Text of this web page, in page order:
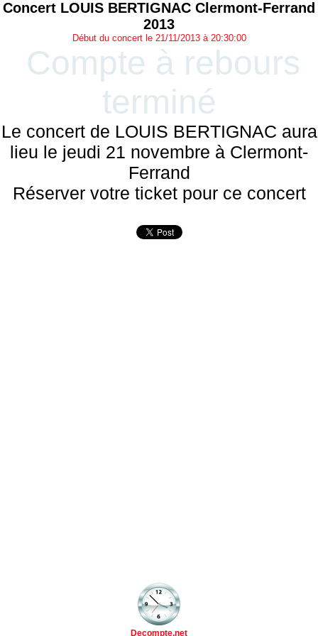
Concert LOUIS BERTIGNAC Clermont-Ferrand
2013
Début du concert le 21/11/2013 à 20:30:00
Compte à rebours
terminé
Le concert de LOUIS BERTIGNAC aura
lieu le jeudi 21 novembre à Clermont-
Ferrand
Réserver votre ticket pour ce concert
Decompte.net